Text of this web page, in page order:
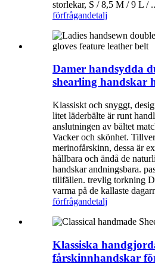
storlekar, S / 8,5 M / 9 L /
förfrågandetalj
Damer handsydda
shearling handskar
Klassiskt och snyggt,
litet läderbälte är runt
anslutningen av bältet
Vacker och skönhet.
merinofårskinn, dessa är
hållbara och ändå de
handskar andningsbara.
tillfällen. trevlig torkning
varma på de kallaste
förfrågandetalj
Klassiska
fårskinnhandskar